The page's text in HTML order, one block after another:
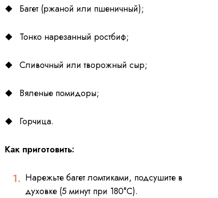
Багет (ржаной или пшеничный);
Тонко нарезанный ростбиф;
Сливочный или творожный сыр;
Вяленые помидоры;
Горчица.
Как приготовить:
Нарежьте багет ломтиками, подсушите в
духовке (5 минут при 180°C).